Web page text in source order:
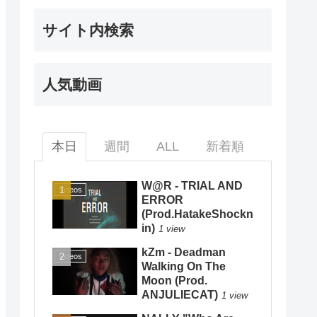
サイト内検索
人気動画
本日 週間 ALL 新着順
Videos
W@R - TRIAL AND
ERROR
(Prod.HatakeShockn
in) 1 view
Videos
kZm - Deadman
Walking On The
Moon (Prod.
ANJULIECAT) 1 view